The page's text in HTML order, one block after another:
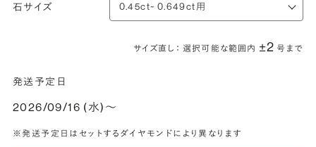
石サイズ
サイズ直し： 選択可能な範囲内 ±2 号まで
発送予定日
2026/09/16 (水)〜
※発送予定日はセットするダイヤモンドにより異なります